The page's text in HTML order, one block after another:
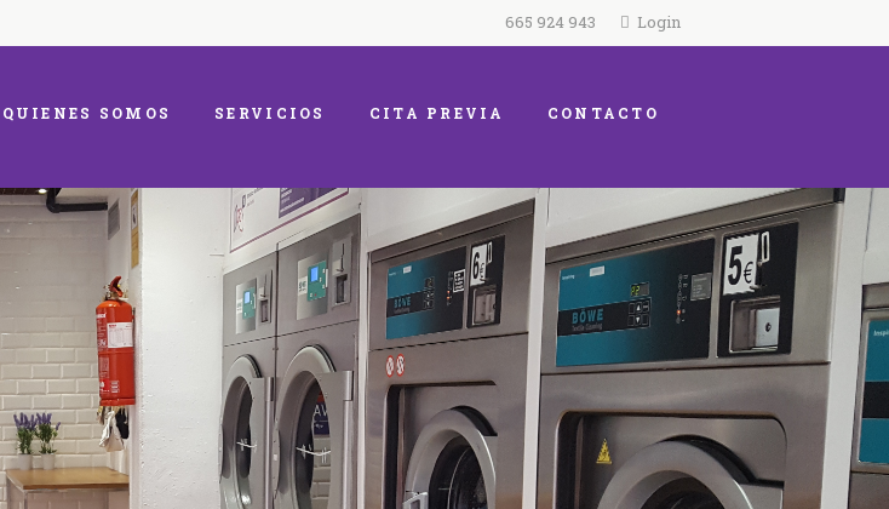
665 924 943 Login
QUIENES SOMOS SERVICIOS CITA PREVIA CONTACTO